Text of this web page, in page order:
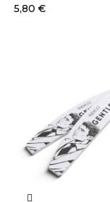
Preço
5,80 €